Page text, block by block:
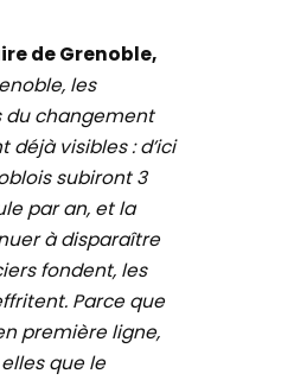
de Grenoble,
les
du changement
déjà visibles : d’ici
subiront 3
par an, et la
à disparaître
fondent, les
Parce que
première ligne,
que le